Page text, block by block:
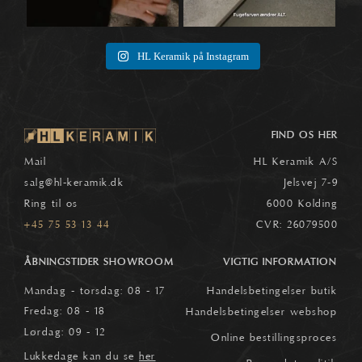
HL Keramik på Instagram
Mail
salg@hl-keramik.dk
Ring til os
+45 75 53 13 44
FIND OS HER
HL Keramik A/S
Jelsvej 7-9
6000 Kolding
CVR: 26079500
ÅBNINGSTIDER SHOWROOM
Mandag - torsdag: 08 - 17
Fredag: 08 - 18
Lørdag: 09 - 12
Lukkedage kan du se her
VIGTIG INFORMATION
Handelsbetingelser butik
Handelsbetingelser webshop
Online bestillingsproces